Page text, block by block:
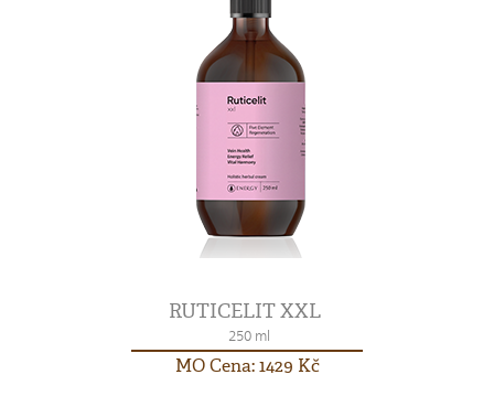
RUTICELIT XXL
250 ml
MO Cena: 1429 Kč